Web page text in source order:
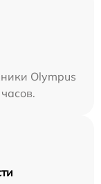
Olympus